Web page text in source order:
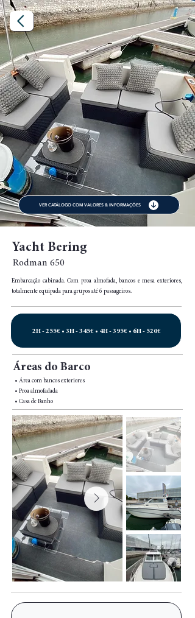
VER CATÁLOGO COM VALORES & INFORMAÇÕES
Yacht Bering
Rodman 650
Embarcação cabinada. Com proa almofada, bancos e mesa exteriores,
totalmente equipada para grupos até 6 passageiros.
2H - 255€ • 3H - 345€ • 4H - 395€ • 6H - 520€
Áreas do Barco
• Área com bancos exteriores
• Proa almofadada
• Casa de Banho